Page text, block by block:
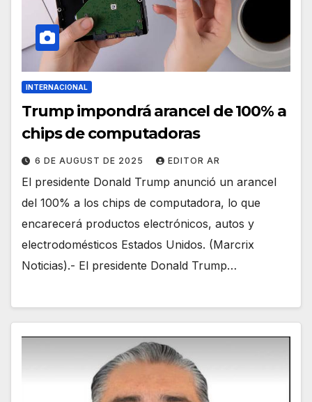
INTERNACIONAL
Trump impondrá arancel de 100% a
chips de computadoras
6 DE AUGUST DE 2025 EDITOR AR
El presidente Donald Trump anunció un arancel
del 100% a los chips de computadora, lo que
encarecerá productos electrónicos, autos y
electrodomésticos Estados Unidos. (Marcrix
Noticias).- El presidente Donald Trump…